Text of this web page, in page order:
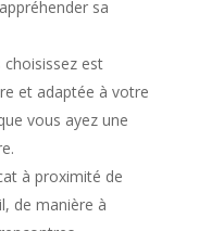
sa
choisissez est
et adaptée à votre
vous ayez une
à proximité de
de manière à